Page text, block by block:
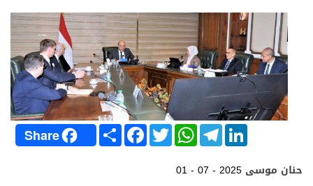
Share S
h
a
F
a
c
T
w
i
W
h
a
s
T
e
l
e
g
L
i
n
e
01 - 07 - 2025 حنان موسى